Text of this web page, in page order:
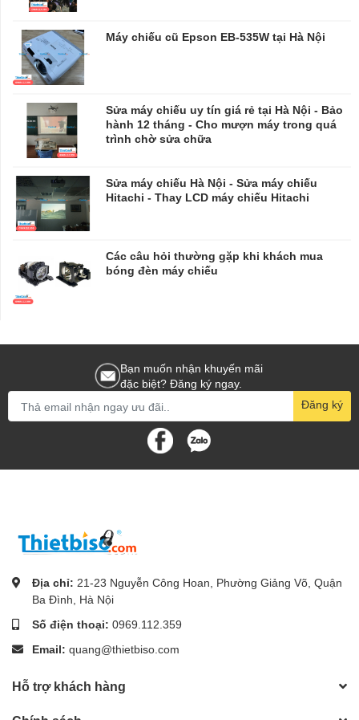
Máy chiếu cũ Epson EB-535W tại Hà Nội
Sửa máy chiếu uy tín giá rẻ tại Hà Nội - Bảo
hành 12 tháng - Cho mượn máy trong quá
trình chờ sửa chữa
​​​​​​​Sửa máy chiếu Hà Nội - Sửa máy chiếu
Hitachi - Thay LCD máy chiếu Hitachi
Các câu hỏi thường gặp khi khách mua
bóng đèn máy chiếu
Bạn muốn nhận khuyến mãi
đặc biệt? Đăng ký ngay.
Đăng ký
Địa chỉ: 21-23 Nguyễn Công Hoan, Phường Giảng Võ, Quận
Ba Đình, Hà Nội
Số điện thoại: 0969.112.359
Email: quang@thietbiso.com
Hỗ trợ khách hàng